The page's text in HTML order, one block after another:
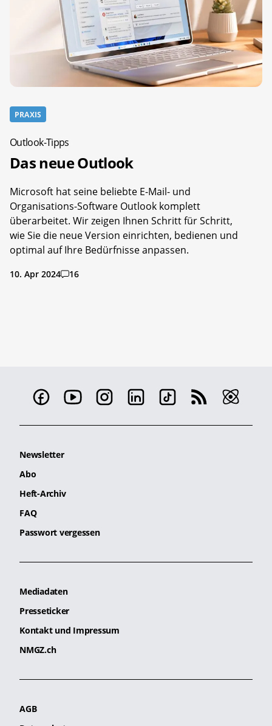
PRAXIS
Outlook-Tipps
Das neue Outlook
Microsoft hat seine beliebte E-Mail- und
Organisations-Software Outlook komplett
überarbeitet. Wir zeigen Ihnen Schritt für Schritt,
wie Sie die neue Version einrichten, bedienen und
optimal auf Ihre Bedürfnisse anpassen.
10. Apr 2024 16
Newsletter
Abo
Heft-Archiv
FAQ
Passwort vergessen
Mediadaten
Presseticker
Kontakt und Impressum
NMGZ.ch
AGB